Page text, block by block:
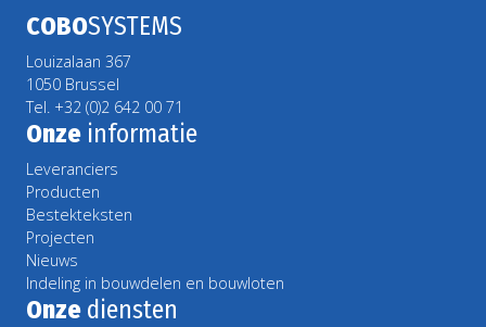
COBOSYSTEMS
Louizalaan 367
1050 Brussel
Tel. +32 (0)2 642 00 71
Onze informatie
Leveranciers
Producten
Bestekteksten
Projecten
Nieuws
Indeling in bouwdelen en bouwloten
Onze diensten